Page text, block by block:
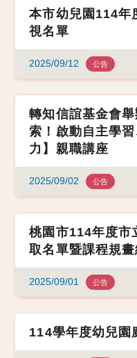
本市幼兒園114
視名單
2025/09/12 公告
轉知信誼基金會
索！啟動自主學
力】親職講座
2025/09/02 公告
桃園市114年度市
取名單暨課程規
2025/09/01 公告
114學年度幼兒園